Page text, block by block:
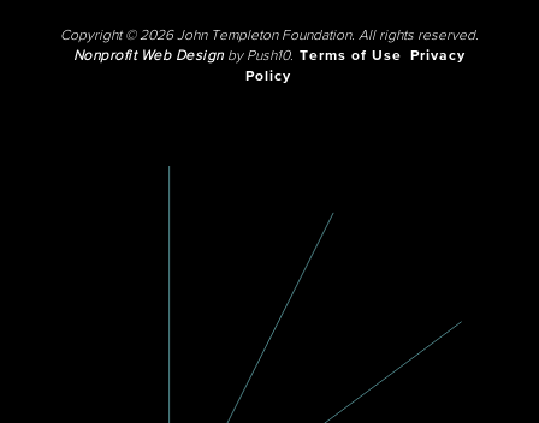
Copyright © 2026 John Templeton Foundation. All rights reserved.
Nonprofit Web Designby Push10. Terms of Use
Privacy
Policy